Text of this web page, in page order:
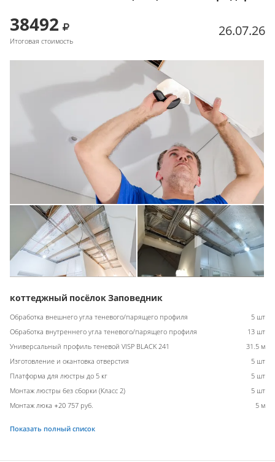
38492
Итоговая стоимость
26.07.26
коттеджный посёлок Заповедник
Обработка внешнего угла теневого/парящего профиля
5 шт
Обработка внутреннего угла теневого/парящего профиля
13 шт
Универсальный профиль теневой VISP BLACK 241
31.5 м
Изготовление и окантовка отверстия
5 шт
Платформа для люстры до 5 кг
5 шт
Монтаж люстры без сборки (Класс 2)
5 шт
Монтаж люка +20 757 руб.
5 м
Показать полный список